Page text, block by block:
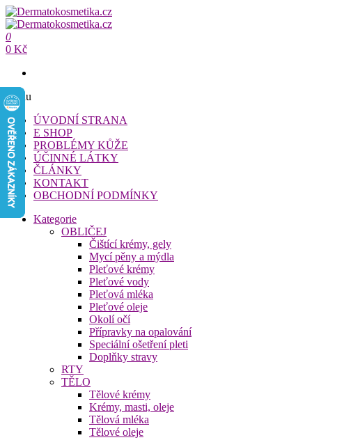
Přeskočit
na
obsah
Dermatokosmetika.cz
Dermatokosmetika.cz
0
0 Kč
Menu
ÚVODNÍ STRANA
E SHOP
PROBLÉMY KŮŽE
ÚČINNÉ LÁTKY
ČLÁNKY
KONTAKT
OBCHODNÍ PODMÍNKY
Kategorie
OBLIČEJ
Čištící krémy, gely
Mycí pěny a mýdla
Pleťové krémy
Pleťové vody
Pleťová mléka
Pleťové oleje
Okolí očí
Přípravky na opalování
Speciální ošetření pleti
Doplňky stravy
RTY
TĚLO
Tělové krémy
Krémy, masti, oleje
Tělová mléka
Tělové oleje